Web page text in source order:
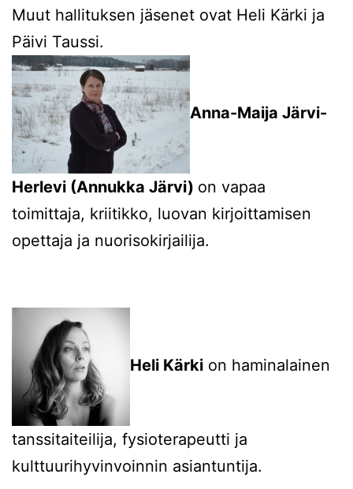
Muut hallituksen jäsenet ovat Heli Kärki ja
Päivi Taussi.
Anna-Maija Järvi-
Herlevi (Annukka Järvi) on vapaa
toimittaja, kriitikko, luovan kirjoittamisen
opettaja ja nuorisokirjailija.
Heli Kärki on haminalainen
tanssitaiteilija, fysioterapeutti ja
kulttuurihyvinvoinnin asiantuntija.